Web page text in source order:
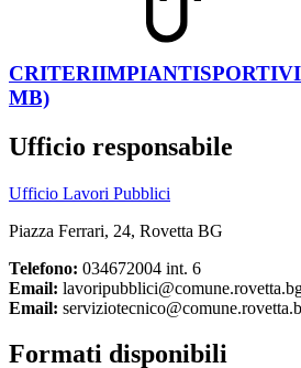
MB)
Ufficio responsabile
Ufficio Lavori Pubblici
Piazza Ferrari, 24, Rovetta BG
Telefono: 034672004 int. 6
Email:
Email:
Formati disponibili